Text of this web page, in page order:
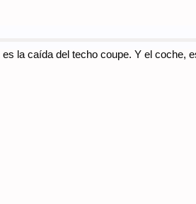
es la caída del techo coupe. Y el